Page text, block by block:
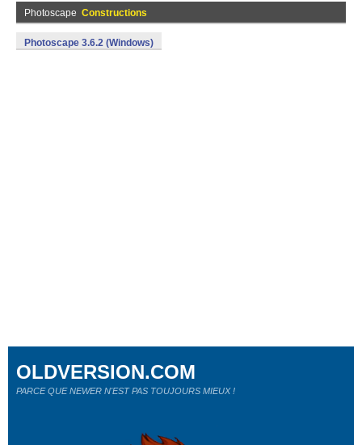
Photoscape Constructions
Photoscape 3.6.2 (Windows)
OLDVERSION.COM
PARCE QUE NEWER N'EST PAS TOUJOURS MIEUX !